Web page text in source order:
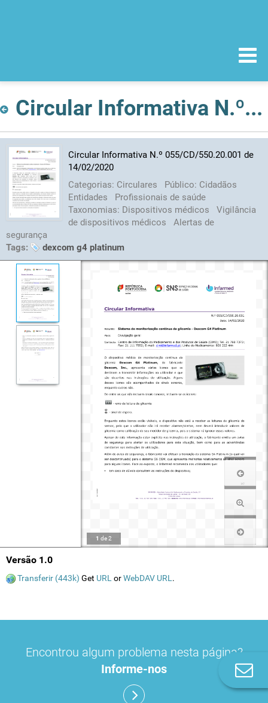
Circular Informativa N.º 055/CD/550.20.001 de 14/02/2020
Circular Informativa N.º 055/CD/550.20.001 de
14/02/2020
Categorias: Circulares Público: Cidadãos
Entidades
Profissionais de saúde
Taxonomias: Dispositivos médicos
Vigilância
de dispositivos médicos
Alertas de
segurança
Tags:
dexcom g4 platinum
1 de2
Versão 1.0
Transferir (443k) Get URL orWebDAV URL .
Encontrou algum problema nesta página?
Informe-nos